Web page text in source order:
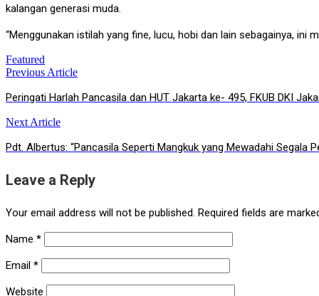
kalangan generasi muda.
“Menggunakan istilah yang fine, lucu, hobi dan lain sebagainya,
Featured
Post
navigation
Previous Article
Peringati Harlah Pancasila dan HUT Jakarta ke- 495, FKUB DKI
Next Article
Pdt. Albertus: “Pancasila Seperti Mangkuk yang Mewadahi Segala
Leave a Reply
Your email address will not be published. Required fields are
Name *
Email *
Website